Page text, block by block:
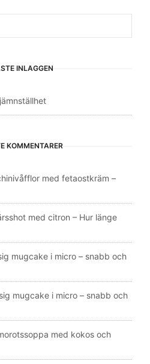
INLÄGGEN
KOMMENTARER
med fetaostkräm –
med citron – Hur länge
mugcake i micro – snabb och
mugcake i micro – snabb och
med kokos och